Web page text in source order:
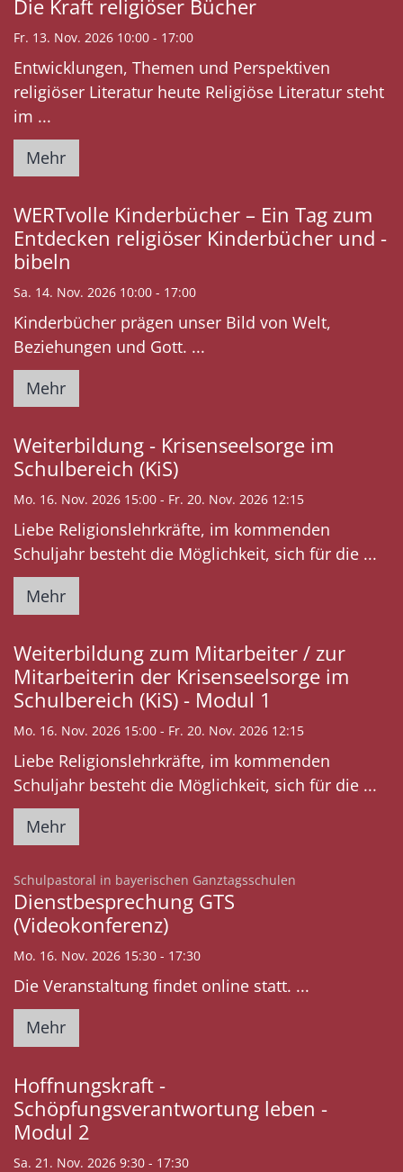
Die Kraft religiöser Bücher
Fr. 13. Nov. 2026 10:00 - 17:00
Entwicklungen, Themen und Perspektiven
religiöser Literatur heute Religiöse Literatur steht
im ...
Mehr
WERTvolle Kinderbücher – Ein Tag zum
Entdecken religiöser Kinderbücher und -
bibeln
Sa. 14. Nov. 2026 10:00 - 17:00
Kinderbücher prägen unser Bild von Welt,
Beziehungen und Gott. ...
Mehr
Weiterbildung - Krisenseelsorge im
Schulbereich (KiS)
Mo. 16. Nov. 2026 15:00 - Fr. 20. Nov. 2026 12:15
Liebe Religionslehrkräfte, im kommenden
Schuljahr besteht die Möglichkeit, sich für die ...
Mehr
Weiterbildung zum Mitarbeiter / zur
Mitarbeiterin der Krisenseelsorge im
Schulbereich (KiS) - Modul 1
Mo. 16. Nov. 2026 15:00 - Fr. 20. Nov. 2026 12:15
Liebe Religionslehrkräfte, im kommenden
Schuljahr besteht die Möglichkeit, sich für die ...
Mehr
Schulpastoral in bayerischen Ganztagsschulen
Dienstbesprechung GTS
(Videokonferenz)
Mo. 16. Nov. 2026 15:30 - 17:30
Die Veranstaltung findet online statt. ...
Mehr
Hoffnungskraft -
Schöpfungsverantwortung leben -
Modul 2
Sa. 21. Nov. 2026 9:30 - 17:30